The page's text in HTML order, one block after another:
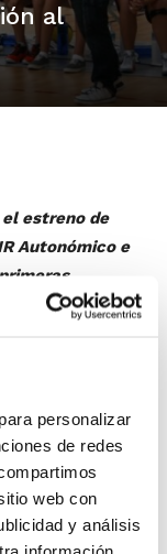
personalizar
de redes
web con
y análisis
información
al
estreno de
Autonómico e
el resto lo harán
Drac en
Denia 97 en
se han
Valencia
un lado, y
Alicante Azul